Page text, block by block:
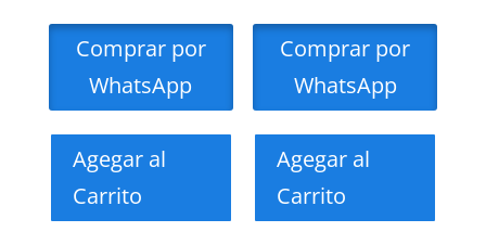
Comprar por
WhatsApp
Agegar al
Carrito
Comprar por
WhatsApp
Agegar al
Carrito